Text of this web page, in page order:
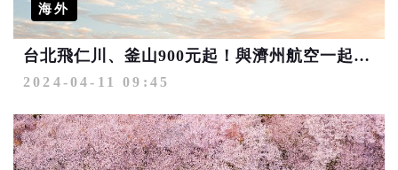
海外
台北飛仁川、釜山900元起！與濟州航空一起踏上充滿悸動的韓國之旅
2024-04-11 09:45